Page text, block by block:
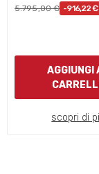
5.795,00 € -916,22 €
AGGIUNGI
scopri di